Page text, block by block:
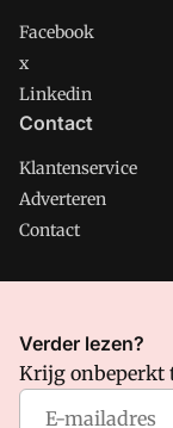
Facebook
x
Linkedin
Contact
Klantenservice
Adverteren
Contact
CMweb is
waar VMN media
volgende
Privacy en
Verder lezen?
Krijg onbeperkt